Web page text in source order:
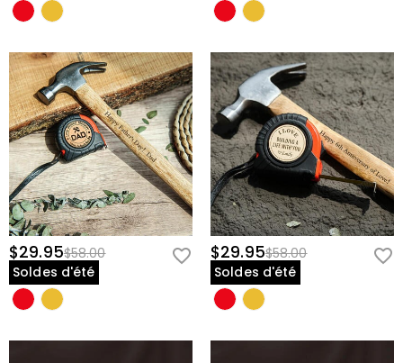
$29.95$58.00
Soldes d'été
$29.95$58.00
Soldes d'été